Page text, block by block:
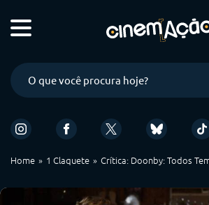
Home 1 Claquete Crítica: Doonby: Todos